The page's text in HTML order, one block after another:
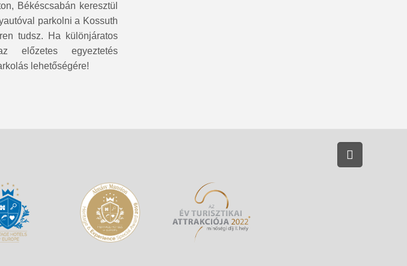
Békéscsabán keresztül
parkolni a Kossuth
tudsz. Ha különjáratos
előzetes egyeztetés
lehetőségére!